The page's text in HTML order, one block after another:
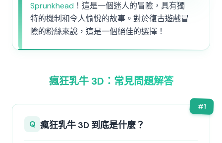
Sprunkhead ！這是一個迷人的冒險，具有獨
特的機制和令人愉悅的故事。對於復古遊戲冒
險的粉絲來說，這是一個絕佳的選擇！
瘋狂乳牛 3D：常見問題解答
#1
Q 瘋狂乳牛 3D 到底是什麼？